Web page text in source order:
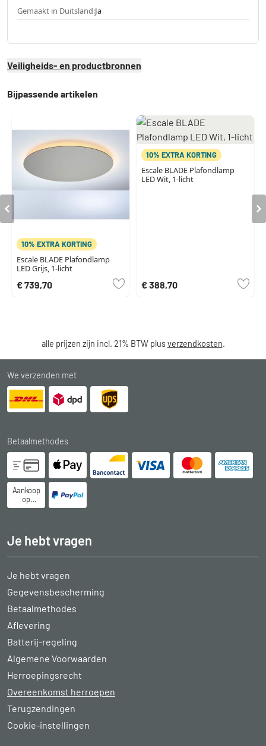
Gemaakt in Duitsland:Ja
Veiligheids- en productbronnen
Bijpassende artikelen
10% EXTRA KORTING
Escale BLADE Plafondlamp
LED Grijs, 1-licht
€ 739,70
10% EXTRA KORTING
Escale BLADE Plafondlamp
LED Wit, 1-licht
€ 388,70
alle prijzen zijn incl. 21% BTW plusverzendkosten.
We verzenden met
Betaalmethodes
Aankoop
op
rekening
Je hebt vragen
Je hebt vragen
Gegevensbescherming
Betaalmethodes
Aflevering
Batterij-regeling
Algemene Voorwaarden
Herroepingsrecht
Overeenkomst herroepen
Terugzendingen
Cookie-instellingen